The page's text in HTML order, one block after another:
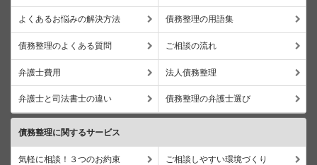
よくあるお悩みの解決方法 債務整理の用語集
債務整理のよくある質問 ご相談の流れ
弁護士費用 法人債務整理
弁護士と司法書士の違い 債務整理の弁護士選び
債務整理に関するサービス
気軽に相談！３つのお約束 ご相談しやすい環境づくり